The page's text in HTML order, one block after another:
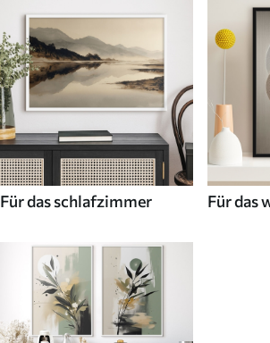
Für das schlafzimmer Für das